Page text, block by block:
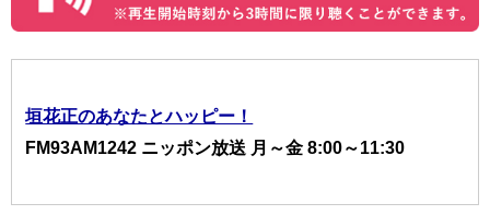
垣花正のあなたとハッピー！
FM93AM1242 ニッポン放送 月～金 8:00～11:30